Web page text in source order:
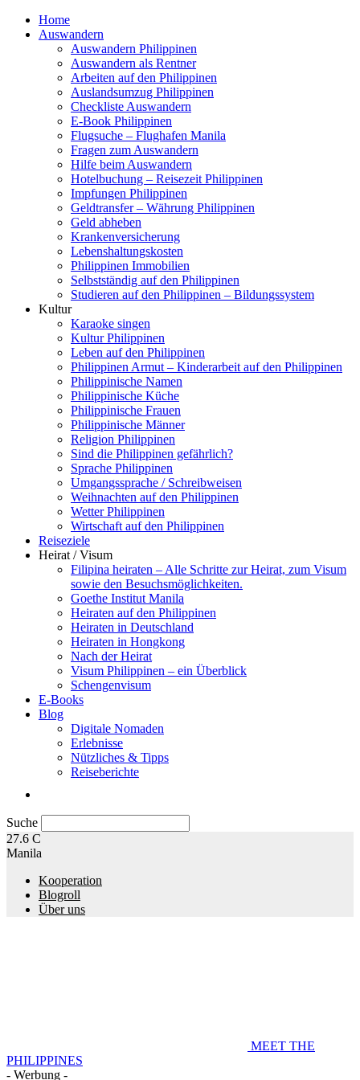
Home
Auswandern
Auswandern Philippinen
Auswandern als Rentner
Arbeiten auf den Philippinen
Auslandsumzug Philippinen
Checkliste Auswandern
E-Book Philippinen
Flugsuche – Flughafen Manila
Fragen zum Auswandern
Hilfe beim Auswandern
Hotelbuchung – Reisezeit Philippinen
Impfungen Philippinen
Geldtransfer – Währung Philippinen
Geld abheben
Krankenversicherung
Lebenshaltungskosten
Philippinen Immobilien
Selbstständig auf den Philippinen
Studieren auf den Philippinen – Bildungssystem
Kultur
Karaoke singen
Kultur Philippinen
Leben auf den Philippinen
Philippinen Armut – Kinderarbeit auf den Philippinen
Philippinische Namen
Philippinische Küche
Philippinische Frauen
Philippinische Männer
Religion Philippinen
Sind die Philippinen gefährlich?
Sprache Philippinen
Umgangssprache / Schreibweisen
Weihnachten auf den Philippinen
Wetter Philippinen
Wirtschaft auf den Philippinen
Reiseziele
Heirat / Visum
Filipina heiraten – Alle Schritte zur Heirat, zum Visum
sowie den Besuchsmöglichkeiten.
Goethe Institut Manila
Heiraten auf den Philippinen
Heiraten in Deutschland
Heiraten in Hongkong
Nach der Heirat
Visum Philippinen – ein Überblick
Schengenvisum
E-Books
Blog
Digitale Nomaden
Erlebnisse
Nützliches & Tipps
Reiseberichte
Suche
27.6 C
Manila
Kooperation
Blogroll
Über uns
MEET THE
PHILIPPINES
- Werbung -